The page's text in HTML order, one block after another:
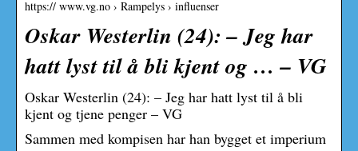
https:// www.vg.no › Rampelys › influenser
Oskar Westerlin (24): – Jeg har
hatt lyst til å bli kjent og … – VG
Oskar Westerlin (24): – Jeg har hatt lyst til å bli
kjent og tjene penger – VG
Sammen med kompisen har han bygget et imperium